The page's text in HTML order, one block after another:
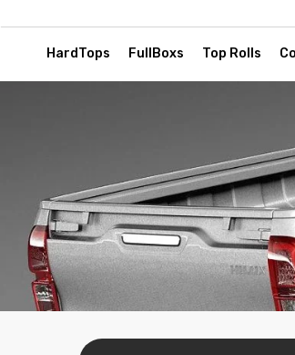
HardTops FullBoxs Top Rolls